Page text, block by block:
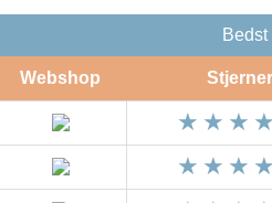
Webshop Stjerner